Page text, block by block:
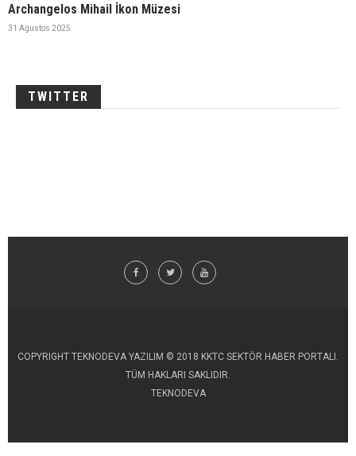
Archangelos Mihail İkon Müzesi
31 Ağustos 2025
TWITTER
COPYRIGHT TEKNODEVA YAZILIM © 2018 KKTC SEKTÖR HABER PORTALI.
TÜM HAKLARI SAKLIDIR.
TEKNODEVA